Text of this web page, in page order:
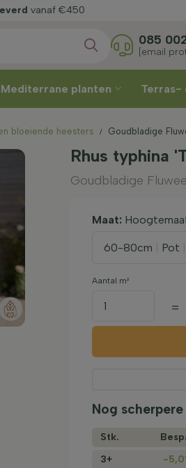
085
[email
Mediterrane planten Terras-
bloeiende heesters Goudbladige
Rhus typhina
Goudbladige
Maat:
60-80cm Pot
Aantal m²
=
Nog
Stk.
3+
-